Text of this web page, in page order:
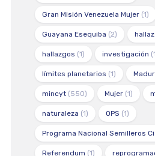
Gran Misión Venezuela Mujer(1)
Guayana Esequiba (2)
hallazgos (1) investigación
límites planetarios (1)
mincyt(550) Mujer(1)
naturaleza (1) OPS (1)
Programa Nacional Semilleros
Referendum (1)